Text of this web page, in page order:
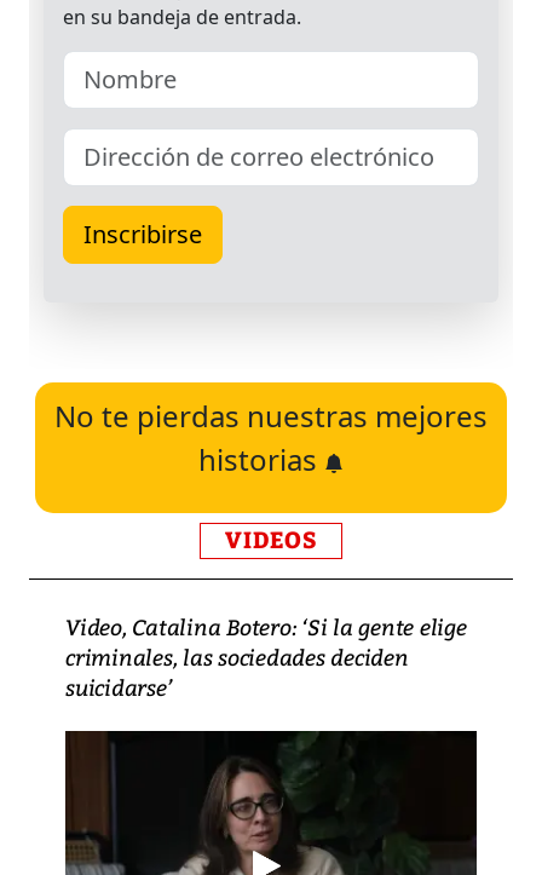
No te pierdas nuestras mejores
historias
VIDEOS
Video, Catalina Botero: ‘Si la gente elige
criminales, las sociedades deciden
suicidarse’